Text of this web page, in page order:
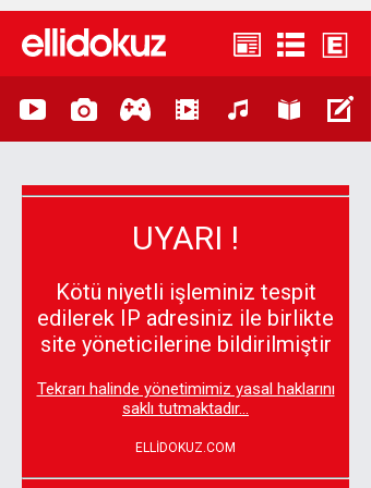
UYARI !
Kötü niyetli işleminiz tespit
edilerek IP adresiniz ile birlikte
site yöneticilerine bildirilmiştir
Tekrarı halinde yönetimimiz yasal haklarını
saklı tutmaktadır...
ELLİDOKUZ.COM